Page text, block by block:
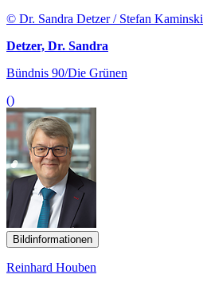
© Dr. Sandra Detzer / Stefan Kaminski
Detzer, Dr. Sandra
Bündnis 90/Die Grünen
()
Bildinformationen
Reinhard Houben